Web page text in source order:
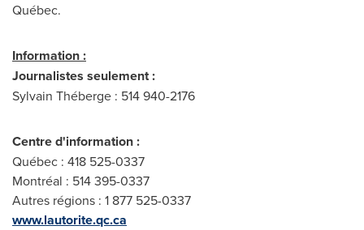
Québec.
Information :
Journalistes seulement :
Sylvain Théberge : 514 940-2176
Centre d'information :
Québec : 418 525-0337
Montréal : 514 395-0337
Autres régions : 1 877 525-0337
www.lautorite.qc.ca